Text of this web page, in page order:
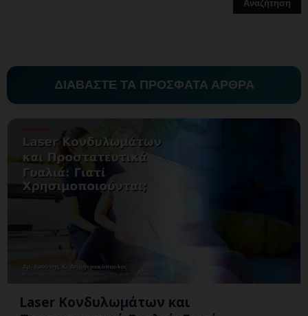
ΔΙΑΒΑΣΤΕ ΤΑ ΠΡΟΣΦΑΤΑ ΑΡΘΡΑ
Laser Κονδυλωμάτων και